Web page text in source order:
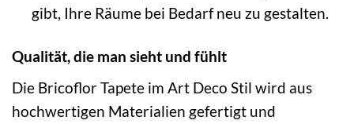
gibt, Ihre Räume bei Bedarf neu zu gestalten.
Qualität, die man sieht und fühlt
Die Bricoflor Tapete im Art Deco Stil wird aus
hochwertigen Materialien gefertigt und